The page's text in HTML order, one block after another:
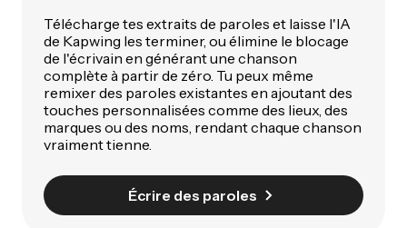
Télécharge tes extraits de paroles et laisse l'IA
de Kapwing les terminer, ou élimine le blocage
de l'écrivain en générant une chanson
complète à partir de zéro. Tu peux même
remixer des paroles existantes en ajoutant des
touches personnalisées comme des lieux, des
marques ou des noms, rendant chaque chanson
vraiment tienne.
Écrire des paroles